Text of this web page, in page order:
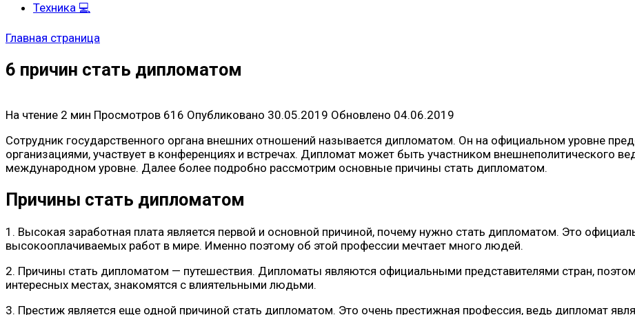
Техника 💻
Главная страница
6 причин стать дипломатом
На чтение 2 мин Просмотров 616 Опубликовано 30.05.2019 Обновлено 04.06.2019
Сотрудник государственного органа внешних отношений называется дипломатом. Он на официальном уровне
организациями, участвует в конференциях и встречах. Дипломат может быть участником внешнеполитического
международном уровне. Далее более подробно рассмотрим основные причины стать дипломатом.
Причины стать дипломатом
1. Высокая заработная плата является первой и основной причиной, почему нужно стать дипломатом. Это
высокооплачиваемых работ в мире. Именно поэтому об этой профессии мечтает много людей.
2. Причины стать дипломатом — путешествия. Дипломаты являются официальными представителями стран,
интересных местах, знакомятся с влиятельными людьми.
3. Престиж является еще одной причиной стать дипломатом. Это очень престижная профессия, ведь дипломат